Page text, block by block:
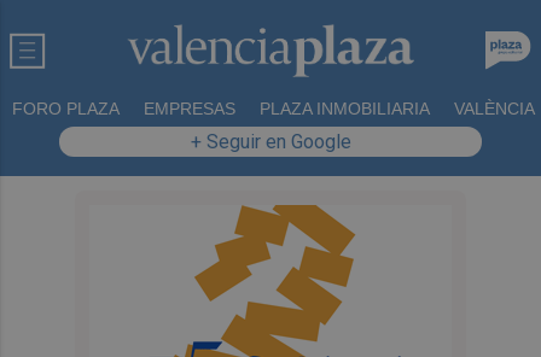
FORO PLAZA EMPRESAS PLAZA INMOBILIARIA VALÈNCIA
+ Seguir en Google